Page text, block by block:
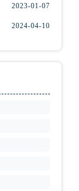
2023-01-07
2024-04-10